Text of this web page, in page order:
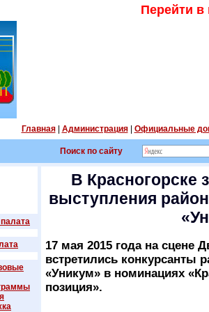
Перейти
Главная| Администрация| Официальные
Поиск по сайту
В Красногорске
выступления
17 мая 2015 года на сцене
встретились конкурсанты
«Уникум» в номинациях
позиция».